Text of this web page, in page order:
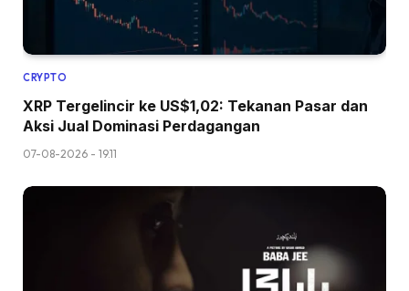
CRYPTO
XRP Tergelincir ke US$1,02: Tekanan Pasar dan
Aksi Jual Dominasi Perdagangan
07-08-2026 - 19.11